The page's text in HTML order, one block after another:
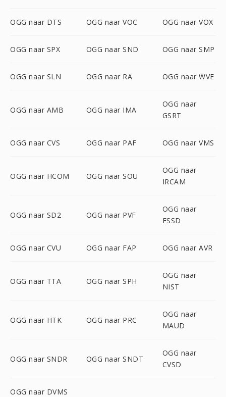
OGG naar DTS OGG naar VOC OGG naar VOX
OGG naar SPX OGG naar SND OGG naar SMP
OGG naar SLN OGG naar RA OGG naar WVE
OGG naar AMB OGG naar IMA
OGG naar
GSRT
OGG naar CVS OGG naar PAF OGG naar VMS
OGG naar HCOM OGG naar SOU
OGG naar
IRCAM
OGG naar SD2 OGG naar PVF
OGG naar
FSSD
OGG naar CVU OGG naar FAP OGG naar AVR
OGG naar TTA OGG naar SPH
OGG naar
NIST
OGG naar HTK OGG naar PRC
OGG naar
MAUD
OGG naar SNDR OGG naar SNDT
OGG naar
CVSD
OGG naar DVMS